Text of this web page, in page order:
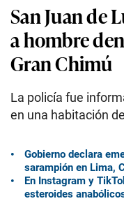
San Juan de
a hombre
Gran Chimú
La policía fue
en una habitación
Gobierno declara
sarampión en Lima,
En Instagram y
esteroides